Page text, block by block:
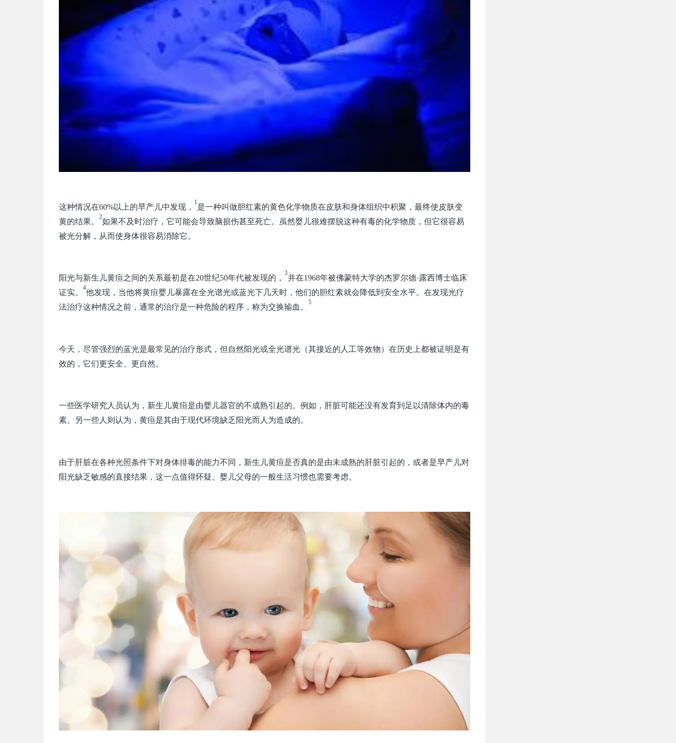
这种情况在60%以上的早产儿中发现，
1
是一种叫做胆红素的黄色化学物质在皮肤和身体组织中积聚，最终使皮肤变
黄的结果。
2
如果不及时治疗，它可能会导致脑损伤甚至死亡。虽然婴儿很难摆脱这种有毒的化学物质，但它很容易
被光分解，从而使身体很容易消除它。
阳光与新生儿黄疸之间的关系最初是在20世纪50年代被发现的，
3
并在1968年被佛蒙特大学的杰罗尔德·露西博士临床
证实。
4
他发现，当他将黄疸婴儿暴露在全光谱光或蓝光下几天时，他们的胆红素就会降低到安全水平。在发现光疗
法治疗这种情况之前，通常的治疗是一种危险的程序，称为交换输血。
5
今天，尽管强烈的蓝光是最常见的治疗形式，但自然阳光或全光谱光（其接近的人工等效物）在历史上都被证明是有
效的，它们更安全、更自然。
一些医学研究人员认为，新生儿黄疸是由婴儿器官的不成熟引起的。例如，肝脏可能还没有发育到足以清除体内的毒
素。另一些人则认为，黄疸是其由于现代环境缺乏阳光而人为造成的。
由于肝脏在各种光照条件下对身体排毒的能力不同，新生儿黄疸是否真的是由未成熟的肝脏引起的，或者是早产儿对
阳光缺乏敏感的直接结果，这一点值得怀疑。婴儿父母的一般生活习惯也需要考虑。